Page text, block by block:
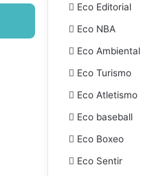
Eco Editorial
Eco NBA
Eco Ambiental
Eco Turismo
Eco Atletismo
Eco baseball
Eco Boxeo
Eco Sentir